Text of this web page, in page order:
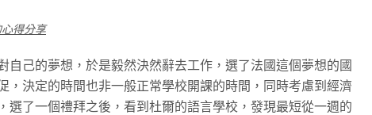
得分享
自己的夢想，於是毅然決然辭去工作，選了法國這個夢想的國
，決定的時間也非一般正常學校開課的時間，同時考慮到經濟
選了一個禮拜之後，看到杜爾的語言學校，發現最短從一週的